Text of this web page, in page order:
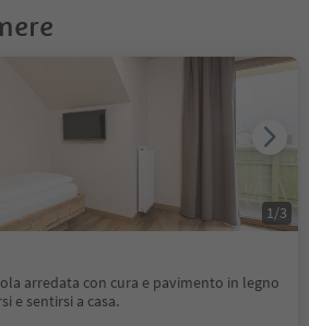
arredata con cura e pavimento in legno
e sentirsi a casa.
1 /3